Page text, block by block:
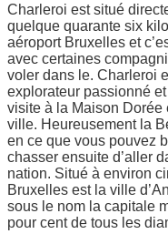
Charleroi est situé
quelque quarante six
aéroport Bruxelles et
avec certaines
voler dans le. Charleroi
explorateur passionné
visite à la Maison Dorée
ville. Heureusement la
en ce que vous pouvez
chasser ensuite d’aller
nation. Situé à environ
Bruxelles est la ville
sous le nom la capitale
pour cent de tous les